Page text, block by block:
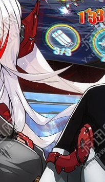
尼德霍格
龙与浮岛